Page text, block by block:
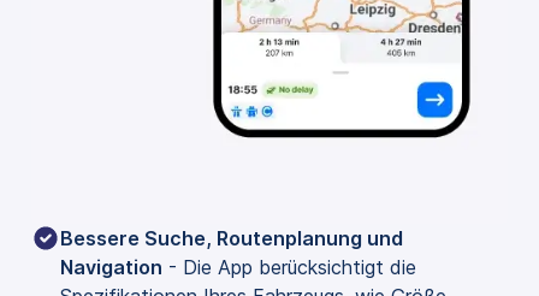
Bessere Suche, Routenplanung und
Navigation - Die App berücksichtigt die